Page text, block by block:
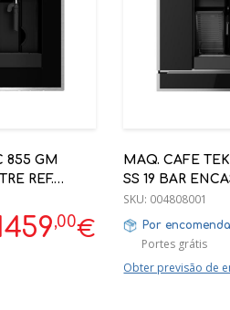
855 GM
REF.
,00€
MAQ. CAFE
SS 19 BAR
SKU: 004808001
Por encomenda
Portes grátis
Obter previsão de